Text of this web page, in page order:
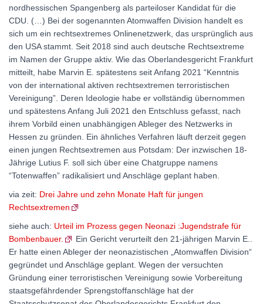
nordhessischen Spangenberg als parteiloser Kandidat für die
CDU. (…) Bei der sogenannten Atomwaffen Division handelt es
sich um ein rechtsextremes Onlinenetzwerk, das ursprünglich aus
den USA stammt. Seit 2018 sind auch deutsche Rechtsextreme
im Namen der Gruppe aktiv. Wie das Oberlandesgericht Frankfurt
mitteilt, habe Marvin E. spätestens seit Anfang 2021 “Kenntnis
von der international aktiven rechtsextremen terroristischen
Vereinigung”. Deren Ideologie habe er vollständig übernommen
und spätestens Anfang Juli 2021 den Entschluss gefasst, nach
ihrem Vorbild einen unabhängigen Ableger des Netzwerks in
Hessen zu gründen. Ein ähnliches Verfahren läuft derzeit gegen
einen jungen Rechtsextremen aus Potsdam: Der inzwischen 18-
Jährige Lutius F. soll sich über eine Chatgruppe namens
“Totenwaffen” radikalisiert und Anschläge geplant haben.
via zeit: Drei Jahre und zehn Monate Haft für jungen
Rechtsextremen
siehe auch: Urteil im Prozess gegen Neonazi :Jugendstrafe für
Bombenbauer.
Ein Gericht verurteilt den 21-jährigen Marvin E..
Er hatte einen Ableger der neonazistischen „Atomwaffen Division“
gegründet und Anschläge geplant. Wegen der versuchten
Gründung einer terroristischen Vereinigung sowie Vorbereitung
staatsgefährdender Sprengstoffanschläge hat der